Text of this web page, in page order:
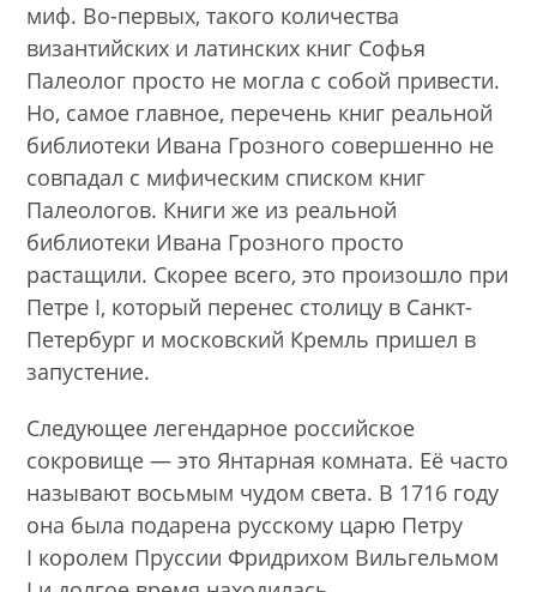
миф. Во-первых, такого количества
византийских и латинских книг Софья
Палеолог просто не могла с собой привести.
Но, самое главное, перечень книг реальной
библиотеки Ивана Грозного совершенно не
совпадал с мифическим списком книг
Палеологов. Книги же из реальной
библиотеки Ивана Грозного просто
растащили. Скорее всего, это произошло при
Петре I, который перенес столицу в Санкт-
Петербург и московский Кремль пришел в
запустение.
Следующее легендарное российское
сокровище — это Янтарная комната. Её часто
называют восьмым чудом света. В 1716 году
она была подарена русскому царю Петру
I королем Пруссии Фридрихом Вильгельмом